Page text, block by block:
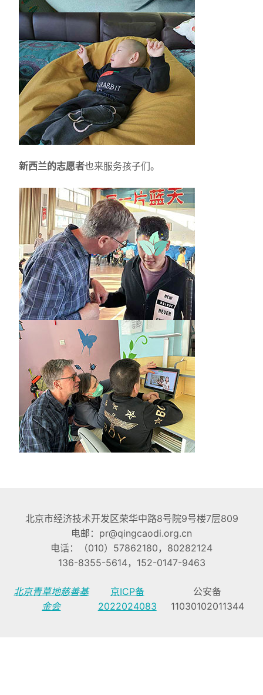
新西兰的志愿者也来服务孩子们。
北京市经济技术开发区荣华中路8号院9号楼7层809
电邮：pr@qingcaodi.org.cn
电话：（010）57862180，80282124
136-8355-5614，152-0147-9463
北京青草地慈善基
金会
京ICP备
2022024083
公安备
11030102011344